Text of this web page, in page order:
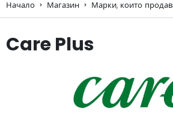
Начало Магазин Марки, които
Care Plus